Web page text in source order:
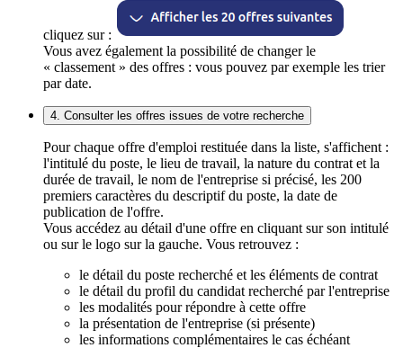
cliquez sur :
Vous avez également la possibilité de changer le
« classement » des offres : vous pouvez par exemple les trier
par date.
4. Consulter les offres issues de votre recherche
Pour chaque offre d'emploi restituée dans la liste, s'affichent :
l'intitulé du poste, le lieu de travail, la nature du contrat et la
durée de travail, le nom de l'entreprise si précisé, les 200
premiers caractères du descriptif du poste, la date de
publication de l'offre.
Vous accédez au détail d'une offre en cliquant sur son intitulé
ou sur le logo sur la gauche. Vous retrouvez :
le détail du poste recherché et les éléments de contrat
le détail du profil du candidat recherché par l'entreprise
les modalités pour répondre à cette offre
la présentation de l'entreprise (si présente)
les informations complémentaires le cas échéant